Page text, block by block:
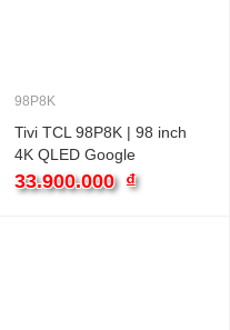
98P8K
Tivi TCL 98P8K | 98 inch
4K QLED Google
33.900.000 ₫